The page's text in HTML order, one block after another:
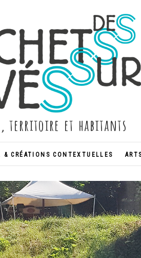
territoire et habitants
& CRÉATIONS CONTEXTUELLES